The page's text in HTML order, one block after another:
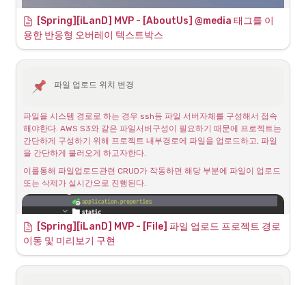
위 코드처럼 dir2로 프로젝트 내부로 이전하는 방법을 사용해서 일부 작
동되도록 구현했었지만 문제가 있었다. 이미지 로드를 위해서는 서버가
재시작되어야하고 그 전까지는 JSON 타입의 요청만 가능해져서 이미지
[Spring][iLanD] MVP - [AboutUs] @media 태그를 이
용한 반응형 오버레이 텍스트박스
파일 업로드 위치 변경
파일을 시스템 경로로 하는 경우 ssh등 파일 서버자체를 구성해서 접속
해야한다. AWS S3와 같은 파일서버구성이 필요하기 때문에 프로젝트는
간단하게 구성하기 위해 프로젝트 내부경로에 파일을 업로드하고, 파일
을 간단하게 불러오게 하고자한다.
이를통해 파일업로드관련 CRUD가 작동하면 해당 부분에 파일이 업로드
또는 삭제가 실시간으로 진행된다.
[Spring][iLanD] MVP - [File] 파일 업로드 프로젝트 경로
이동 및 미리보기 구현